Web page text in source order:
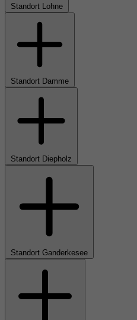
Standort Lohne
Standort Damme
Standort Diepholz
Standort Ganderkesee